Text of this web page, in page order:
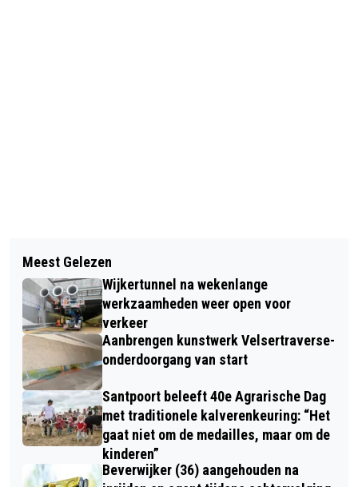
PORSCHE UITGEBRAND OP
PARKEERTERREIN IN VELSEN-NOORD
PROGRAMMA 42E HEEMSKERKSE
FILMDAGEN BEKEND
Meest Gelezen
Wijkertunnel na wekenlange
werkzaamheden weer open voor
verkeer
Aanbrengen kunstwerk Velsertraverse-
onderdoorgang van start
Santpoort beleeft 40e Agrarische Dag
met traditionele kalverenkeuring: “Het
gaat niet om de medailles, maar om de
kinderen”
Beverwijker (36) aangehouden na